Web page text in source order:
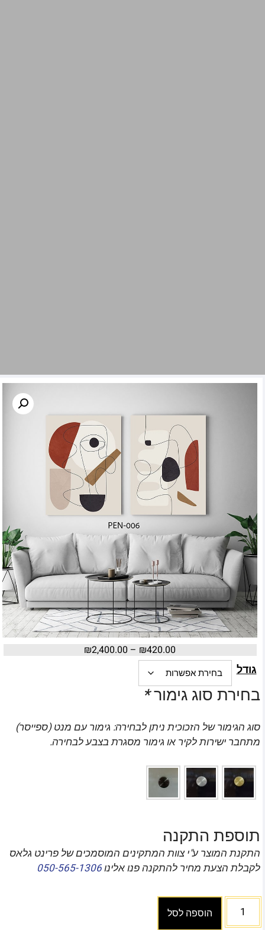
₪420.00
–
₪2,400.00
גודל
בחירת סוג גימור*
סוג הגימור של הזכוכית ניתן לבחירה: גימור עם מנט (ספייסר)
מתחבר ישירות לקיר או גימור מסגרת בצבע לבחירה.
תוספת התקנה
התקנת המוצר ע"י צוות המתקינים המוסמכים של פרינט גלאס
לקבלת הצעת מחיר להתקנה פנו אלינו050-565-1306
הוספה לסל